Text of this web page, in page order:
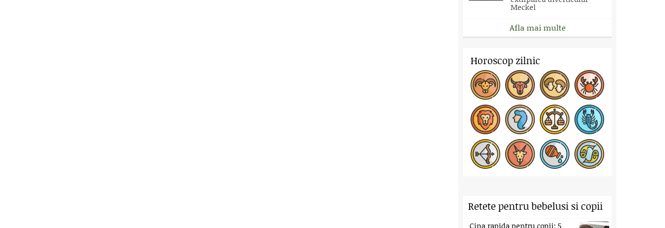
Meckel
Afla mai multe
Horoscop zilnic
Retete pentru bebelusi si copii
Cina rapida pentru copii: 5